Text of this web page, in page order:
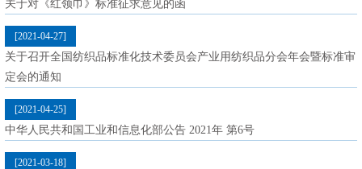
关于对《红领巾》标准征求意见的函
[2021-04-27]
关于召开全国纺织品标准化技术委员会产业用纺织品分会年会暨标准审
定会的通知
[2021-04-25]
中华人民共和国工业和信息化部公告 2021年 第6号
[2021-03-18]